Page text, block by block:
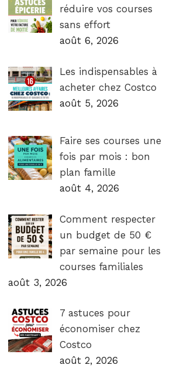
réduire vos courses
sans effort
août 6, 2026
Les indispensables à
acheter chez Costco
août 5, 2026
Faire ses courses une
fois par mois : bon
plan famille
août 4, 2026
Comment respecter
un budget de 50 €
par semaine pour les
courses familiales
août 3, 2026
7 astuces pour
économiser chez
Costco
août 2, 2026